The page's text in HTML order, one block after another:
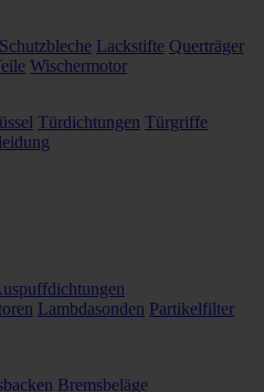
Lackstifte Querträger
Wischermotor
Türdichtungen Türgriffe
Lambdasonden Partikelfilter
Bremsbeläge